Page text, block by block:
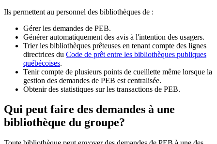
Ils permettent au personnel des bibliothèques de :
Gérer les demandes de PEB.
Générer automatiquement des avis à l'intention des usagers.
Trier les bibliothèques prêteuses en tenant compte des lignes
directrices du Code de prêt entre les bibliothèques publiques
québécoises.
Tenir compte de plusieurs points de cueillette même lorsque la
gestion des demandes de PEB est centralisée.
Obtenir des statistiques sur les transactions de PEB.
Qui peut faire des demandes à une
bibliothèque du groupe?